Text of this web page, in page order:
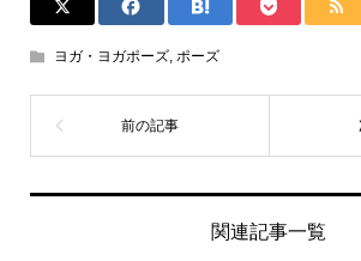
ヨガ・ヨガポーズ, ポーズ
関連記事一覧